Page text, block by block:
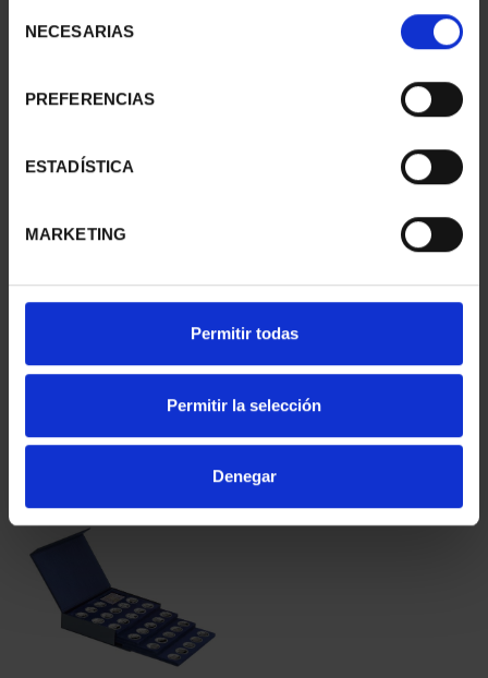
NECESARIAS
PREFERENCIAS
ESTADÍSTICA
MARKETING
Permitir todas
Permitir la selección
Denegar
Sólo para usuarios
registrados
Sólo para usuarios
registrados
PROVINCIA 3
registrados
PROVINCIA 4
registrados